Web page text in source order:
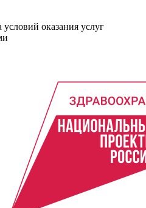
условий оказания услуг